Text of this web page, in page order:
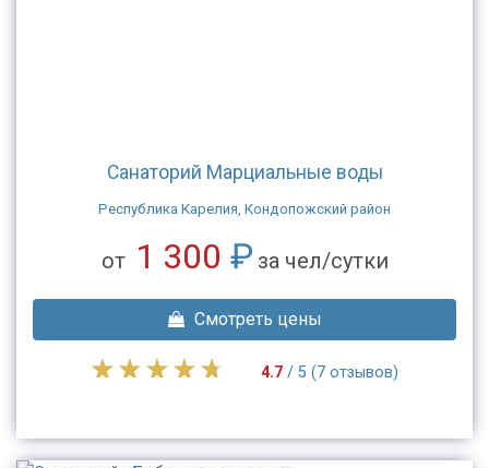
Санаторий Марциальные воды
Республика Карелия, Кондопожский район
от 1 300 ₽ за чел/сутки
Смотреть цены
4.7/ 5 (7 отзывов)